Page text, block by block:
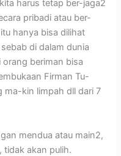
harus tetap ber-jaga2
pribadi atau ber-
hanya bisa dilihat
di dalam dunia
orang beriman bisa
Firman Tu-
ma-kin limpah dll dari 7
mendua atau main2,
tidak akan pulih.